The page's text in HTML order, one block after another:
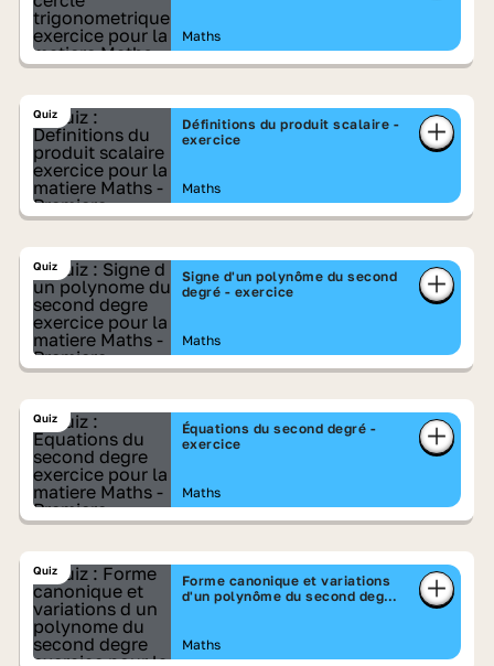
Maths
Quiz
Définitions du produit scalaire -
exercice
Maths
Quiz
Signe d'un polynôme du second
degré - exercice
Maths
Quiz
Équations du second degré -
exercice
Maths
Quiz
Forme canonique et variations
d'un polynôme du second degré
Maths